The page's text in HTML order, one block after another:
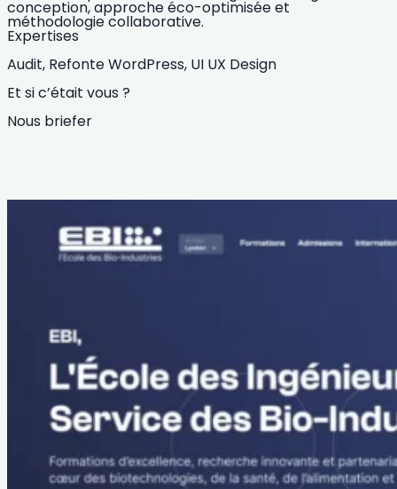
conception, approche éco-optimisée et
méthodologie collaborative.
Expertises
Audit, Refonte WordPress, UI UX Design
Et si c’était vous ?
Nous briefer